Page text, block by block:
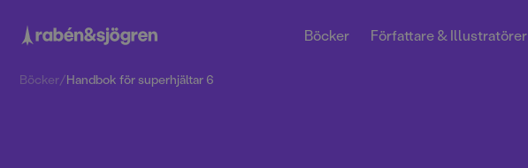
Böcker Författare & Illustratörer
Böcker/Handbok för superhjältar 6